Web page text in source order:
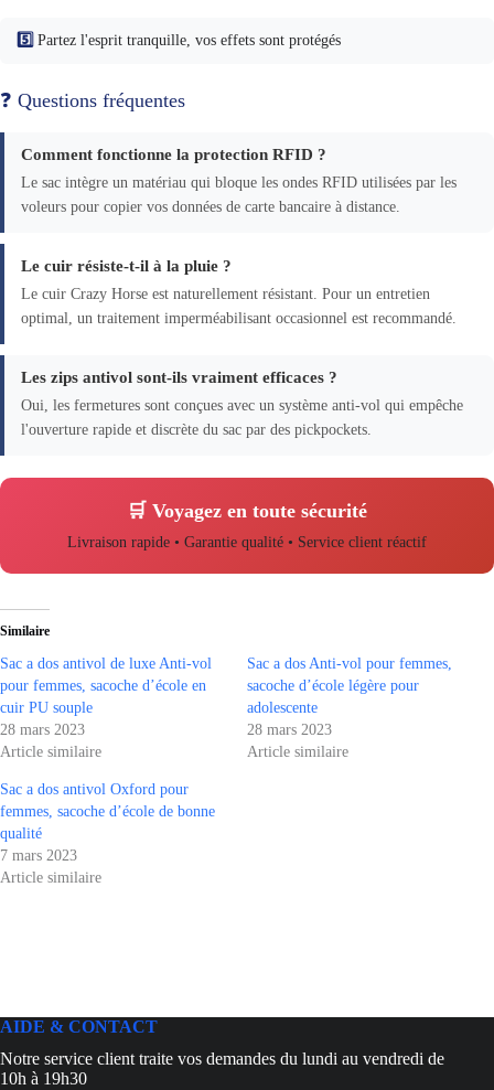
5️⃣ Partez l'esprit tranquille, vos effets sont protégés
❓ Questions fréquentes
Comment fonctionne la protection RFID ?
Le sac intègre un matériau qui bloque les ondes RFID utilisées par les
voleurs pour copier vos données de carte bancaire à distance.
Le cuir résiste-t-il à la pluie ?
Le cuir Crazy Horse est naturellement résistant. Pour un entretien
optimal, un traitement imperméabilisant occasionnel est recommandé.
Les zips antivol sont-ils vraiment efficaces ?
Oui, les fermetures sont conçues avec un système anti-vol qui empêche
l'ouverture rapide et discrète du sac par des pickpockets.
🛒 Voyagez en toute sécurité
Livraison rapide • Garantie qualité • Service client réactif
Similaire
Sac a dos antivol de luxe Anti-vol
pour femmes, sacoche d’école en
cuir PU souple
28 mars 2023
Article similaire
Sac a dos Anti-vol pour femmes,
sacoche d’école légère pour
adolescente
28 mars 2023
Article similaire
Sac a dos antivol Oxford pour
femmes, sacoche d’école de bonne
qualité
7 mars 2023
Article similaire
AIDE & CONTACT
Notre service client traite vos demandes du lundi au vendredi de
10h à 19h30